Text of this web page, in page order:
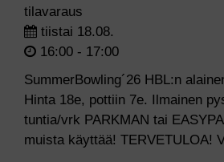
tilavaraus
tiistai 18.08.
16:00 - 17:00
SummerBowling´26 HBL:n
Hinta 18e, pottiin 7e. Ilmainen
tuntia/vrk PARKMAN tai
muista käyttää! TERVETULOA!